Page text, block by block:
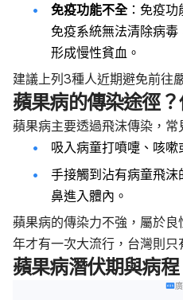
免疫功能不全：免疫功
免疫系統無法清除病毒
形成慢性貧血。
建議上列3種人近期避免前往
蘋果病的傳染途徑
蘋果病主要透過飛沫傳染，常
吸入病童打噴嚏、咳嗽
手接觸到沾有病童飛沫
鼻進入體內。
蘋果病的傳染力不強，屬於
年才有一次大流行，台灣則只
蘋果病潛伏期與病程